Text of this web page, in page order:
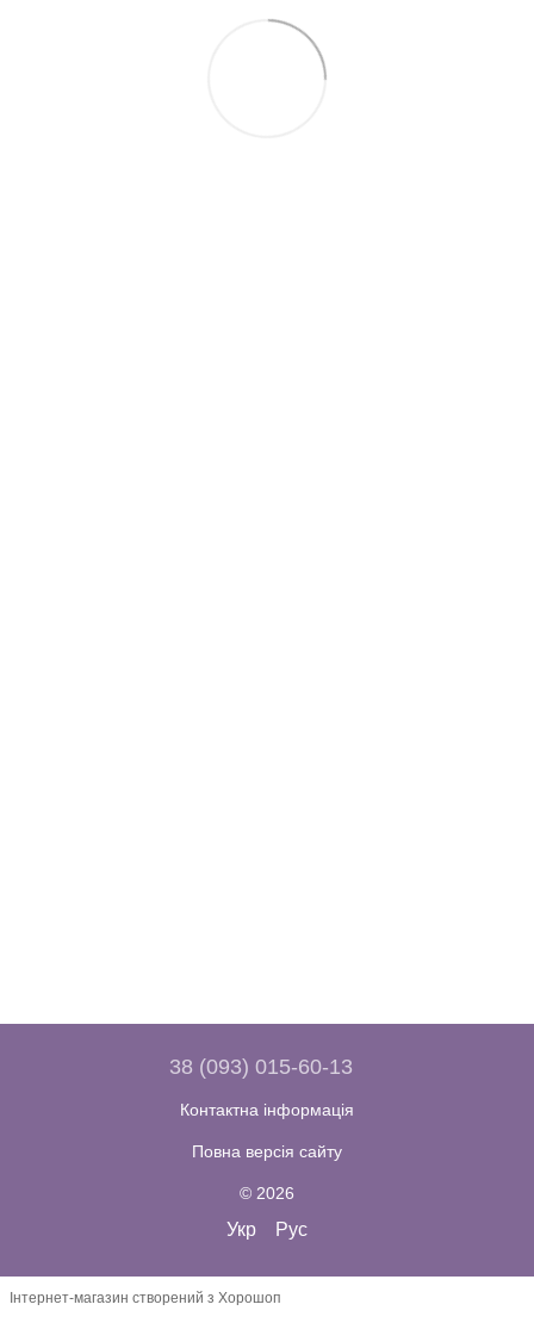
38 (093) 015-60-13
Контактна інформація
Повна версія сайту
© 2026
Укр Рус
Інтернет-магазин створений з Хорошоп